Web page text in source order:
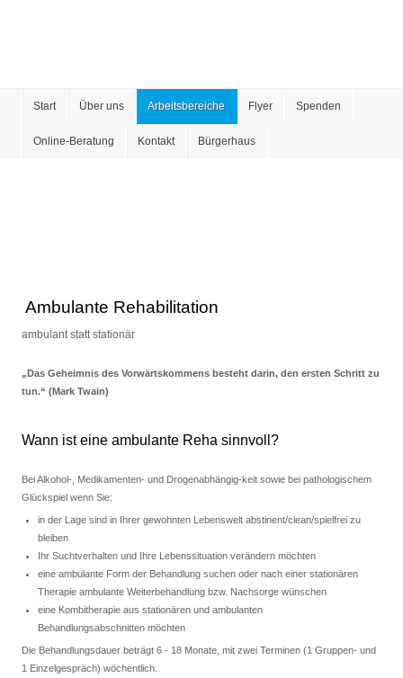
Start Über uns Arbeitsbereiche Flyer Spenden
Online-Beratung Kontakt Bürgerhaus
Ambulante Rehabilitation
ambulant statt stationär
„Das Geheimnis des Vorwärtskommens besteht darin, den ersten Schritt zu
tun.“ (Mark Twain)
Wann ist eine ambulante Reha sinnvoll?
Bei Alkohol-, Medikamenten- und Drogenabhängig-keit sowie bei pathologischem
Glückspiel wenn Sie:
in der Lage sind in Ihrer gewohnten Lebenswelt abstinent/clean/spielfrei zu
bleiben
Ihr Suchtverhalten und Ihre Lebenssituation verändern möchten
eine ambulante Form der Behandlung suchen oder nach einer stationären
Therapie ambulante Weiterbehandlung bzw. Nachsorge wünschen
eine Kombitherapie aus stationären und ambulanten
Behandlungsabschnitten möchten
Die Behandlungsdauer beträgt 6 - 18 Monate, mit zwei Terminen (1 Gruppen- und
1 Einzelgespräch) wöchentlich.